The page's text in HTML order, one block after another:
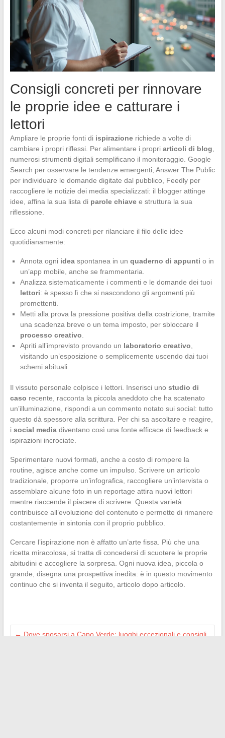
Consigli concreti per rinnovare
le proprie idee e catturare i
lettori
Ampliare le proprie fonti di ispirazionerichiede a volte di
cambiare i propri riflessi. Per alimentare i propri articoli di blog
numerosi strumenti digitali semplificano il monitoraggio. Google
Search per osservare le tendenze emergenti, Answer The Public
per individuare le domande digitate dal pubblico, Feedly per
raccogliere le notizie dei media specializzati: il blogger attinge
idee, affina la sua lista di parole chiavee struttura la sua
riflessione.
Ecco alcuni modi concreti per rilanciare il filo delle idee
quotidianamente:
Annota ogni ideaspontanea in un quaderno di appunti o in
un’app mobile, anche se frammentaria.
Analizza sistematicamente i commenti e le domande dei tuoi
lettori: è spesso lì che si nascondono gli argomenti più
promettenti.
Metti alla prova la pressione positiva della costrizione, tramite
una scadenza breve o un tema imposto, per sbloccare il
processo creativo
Apriti all’imprevisto provando un laboratorio creativo
visitando un’esposizione o semplicemente uscendo dai tuoi
schemi abituali.
Il vissuto personale colpisce i lettori. Inserisci uno studio di
caso recente, racconta la piccola aneddoto che ha scatenato
un’illuminazione, rispondi a un commento notato sui social: tutto
questo dà spessore alla scrittura. Per chi sa ascoltare e reagire,
i social mediadiventano così una fonte efficace di feedback e
ispirazioni incrociate.
Sperimentare nuovi formati, anche a costo di rompere la
routine, agisce anche come un impulso. Scrivere un articolo
tradizionale, proporre un’infografica, raccogliere un’intervista o
assemblare alcune foto in un reportage attira nuovi lettori
mentre riaccende il piacere di scrivere. Questa varietà
contribuisce all’evoluzione del contenuto e permette di rimanere
costantemente in sintonia con il proprio pubblico.
Cercare l’ispirazione non è affatto un’arte fissa. Più che una
ricetta miracolosa, si tratta di concedersi di scuotere le proprie
abitudini e accogliere la sorpresa. Ogni nuova idea, piccola o
grande, disegna una prospettiva inedita: è in questo movimento
continuo che si inventa il seguito, articolo dopo articolo.
← Dove sposarsi a Capo Verde: luoghi eccezionali e consigli